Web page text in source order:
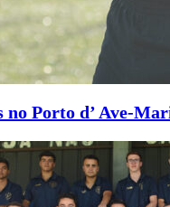
no Porto d’ Ave-